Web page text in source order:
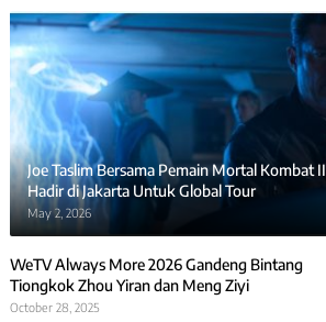
Joe Taslim Bersama Pemain Mortal Kombat II
Hadir di Jakarta Untuk Global Tour
May 2, 2026
WeTV Always More 2026 Gandeng Bintang
Tiongkok Zhou Yiran dan Meng Ziyi
October 28, 2025